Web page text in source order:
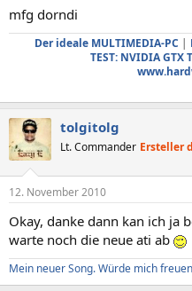
mfg dorndi
Der ideale MULTIMEDIA-PC |
TEST: NVIDIA GTX
tolgitolg
Lt. Commander Ersteller
12. November 2010
Okay, danke dann kan ich ja
warte noch die neue ati ab
Mein neuer Song. Würde mich